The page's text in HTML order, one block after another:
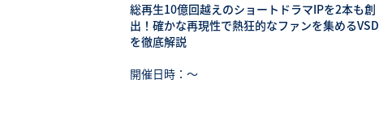
総再生10億回越えのショートドラマIPを2本も創
出！確かな再現性で熱狂的なファンを集めるVSD
を徹底解説
開催日時：〜